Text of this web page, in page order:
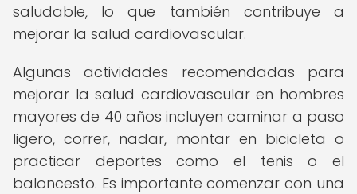
saludable, lo que también contribuye a
mejorar la salud cardiovascular.
Algunas actividades recomendadas para
mejorar la salud cardiovascular en hombres
mayores de 40 años incluyen caminar a paso
ligero, correr, nadar, montar en bicicleta o
practicar deportes como el tenis o el
baloncesto. Es importante comenzar con una